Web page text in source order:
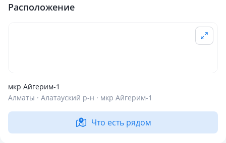
Расположение
мкр Айгерим-1
Алматы · Алатауский р-н · мкр Айгерим-1
Что есть рядом